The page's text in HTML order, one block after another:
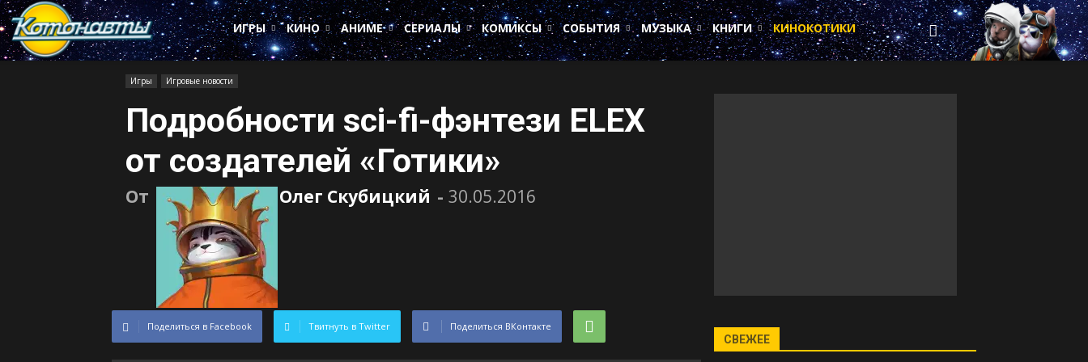
Котонавты
ИГРЫ
КИНО АНИМЕ СЕРИАЛЫ КОМИКСЫ СОБЫТИЯ МУЗЫКА КНИГИ КИНОКОТИКИ
Игры Игровые новости
Подробности sci-fi-фэнтези ELEX
от создателей «Готики»
От Олег Скубицкий - 30.05.2016
Поделиться в Facebook Твитнуть в Twitter Поделиться ВКонтакте
СВЕЖЕЕ